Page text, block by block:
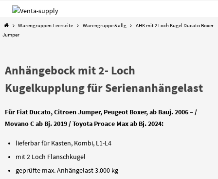
Zum
springen
StartWarengruppen-Leerseite Warengruppe 5 allg
AHK mit 2 Loch Kugel Ducato Boxer
Jumper
Anhängebock mit 2- Loch
Kugelkupplung für Serienanhängelast
Für Fiat Ducato, Citroen Jumper, Peugeot Boxer, ab Bauj. 2006 – /
Movano C ab Bj. 2019 / Toyota Proace Max ab Bj. 2024:
lieferbar für Kasten, Kombi, L1-L4
mit 2 Loch Flanschkugel
geprüfte max. Anhängelast 3.000 kg